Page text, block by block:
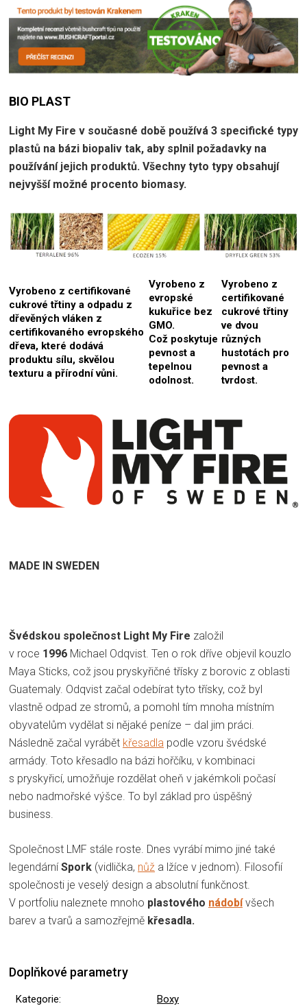
BIO PLAST
Light My Fire v současné době používá 3 specifické typy
plastů na bázi biopaliv tak, aby splnil požadavky na
používání jejich produktů. Všechny tyto typy obsahují
nejvyšší možné procento biomasy.
Vyrobeno z certifikované
cukrové třtiny a odpadu z
dřevěných vláken z
certifikovaného evropského
dřeva, které dodává
produktu sílu, skvělou
texturu a přírodní vůni.
Vyrobeno z
evropské
kukuřice bez
GMO.
Což poskytuje
pevnost a
tepelnou
odolnost.
Vyrobeno z
certifikované
cukrové třtiny
ve dvou
různých
hustotách pro
pevnost a
tvrdost.
MADE IN SWEDEN
Švédskou společnost Light My Fire založil
v roce 1996 Michael Odqvist. Ten o rok dříve objevil kouzlo
Maya Sticks, což jsou pryskyřičné třísky z borovic z oblasti
Guatemaly. Odqvist začal odebírat tyto třísky, což byl
vlastně odpad ze stromů, a pomohl tím mnoha místním
obyvatelům vydělat si nějaké peníze – dal jim práci.
Následně začal vyrábět křesadla podle vzoru švédské
armády. Toto křesadlo na bázi hořčíku, v kombinaci
s pryskyřicí, umožňuje rozdělat oheň v jakémkoli počasí
nebo nadmořské výšce. To byl základ pro úspěšný
business.
Společnost LMF stále roste. Dnes vyrábí mimo jiné také
legendárníSpork (vidlička, nůž a lžíce v jednom). Filosofií
společnosti je veselý design a absolutní funkčnost.
V portfoliu naleznete mnoho plastového nádobívšech
barev a tvarů a samozřejmě křesadla.
Doplňkové parametry
Kategorie: Boxy